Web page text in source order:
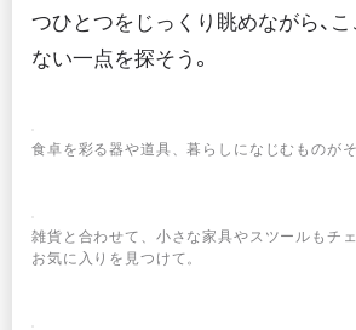
つひとつをじっくり眺めながら、
ない一点を探そう。
食卓を彩る器や道具、暮らしになじむものがそ
雑貨と合わせて、小さな家具やスツールもチ
お気に入りを見つけて。